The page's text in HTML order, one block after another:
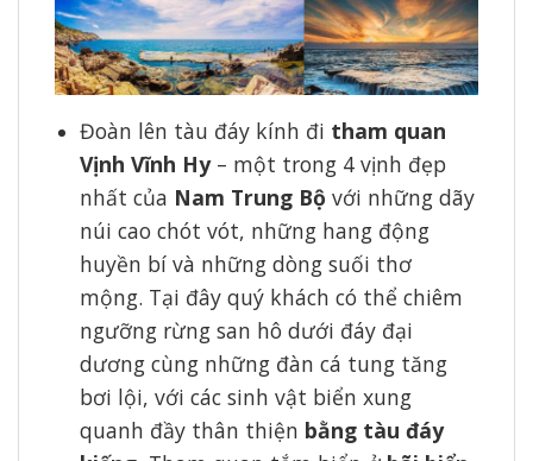
Đoàn lên tàu đáy kính đi tham quan
Vịnh Vĩnh Hy– một trong 4 vịnh đẹp
nhất của Nam Trung Bộ với những dãy
núi cao chót vót, những hang động
huyền bí và những dòng suối thơ
mộng. Tại đây quý khách có thể chiêm
ngưỡng rừng san hô dưới đáy đại
dương cùng những đàn cá tung tăng
bơi lội, với các sinh vật biển xung
quanh đầy thân thiện bằng tàu đáy